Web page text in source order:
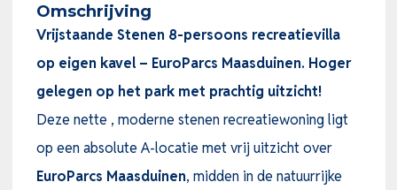
Omschrijving
Vrijstaande Stenen 8-persoons recreatievilla
op eigen kavel – EuroParcs Maasduinen. Hoger
gelegen op het park met prachtig uitzicht!
Deze nette , moderne stenen recreatiewoning ligt
op een absolute A-locatie met vrij uitzicht over
EuroParcs Maasduinen, midden in de natuurrijke